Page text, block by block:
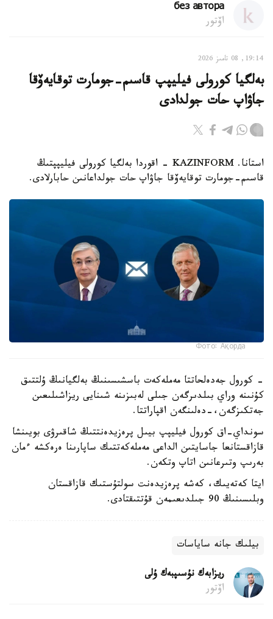
без автора
اۆتور
19:14, 08 تامىز 2026
بەلگيا كورولى فيليپپ قاسىم-جومارت توقايەۆقا
جاۋاپ حات جولدادى
استانا. KAZINFORM - اقوردا بەلگيا كورولى فيليپپتىڭ
قاسىم-جومارت توقايەۆقا جاۋاپ حات جولداعانىن حابارلادى.
Фото: Ақорда
- كورول جەدەلحاتتا مەملەكەت باسشىسىنىڭ بەلگيانىڭ ۇلتتىق
كۇنىنە وراي بىلدىرگەن جىلى لەبىزىنە شىنايى ريزاشىلىعىن
جەتكىزگەن،-دەلىنگەن اقپاراتتا.
سونداي-اق كورول فيليپپ بيىل پرەزيدەنتتىڭ شاقىرۋى بويىنشا
قازاقستانعا جاسايتىن الداعى مەملەكەتتىك ساپارىنا ەرەكشە ءمان
بەرىپ وتىرعانىن اتاپ وتكەن.
ايتا كەتەيىك، كەشە پرەزيدەنت سولتۇستىك قازاقستان
وبلىسىنىڭ 90 جىلدىعىمەن قۇتتىقتادى.
بيلىك جانە ساياسات
ريزابەك نۇسىپبەك ۇلى
اۆتور